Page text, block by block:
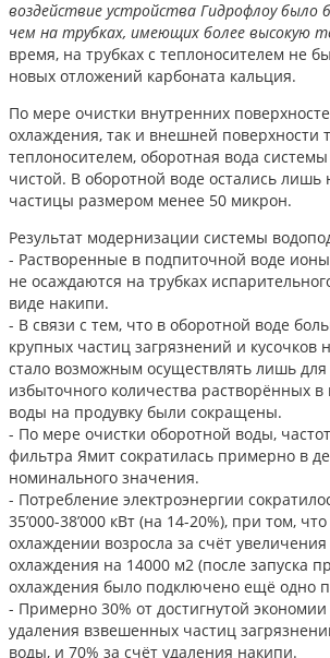
воздействие устройства Гидрофлоу было
чем на трубках, имеющих более высокую
время, на трубках с теплоносителем не
новых отложений карбоната кальция.
По мере очистки внутренних
охлаждения, так и внешней поверхности
теплоносителем, оборотная вода
чистой. В оборотной воде остались
частицы размером менее 50 микрон.
Результат модернизации системы
- Растворенные в подпиточной воде
не осаждаются на трубках
виде накипи.
- В связи с тем, что в оборотной воде
крупных частиц загрязнений и кусочков
стало возможным осуществлять лишь для
избыточного количества растворённых
воды на продувку были сокращены.
- По мере очистки оборотной воды,
фильтра Ямит сократилась примерно в
номинального значения.
- Потребление электроэнергии
35’000-38’000 кВт (на 14-20%), при том,
охлаждении возросла за счёт
охлаждения на 14000 м2 (после запуска
охлаждения было подключено ещё одно
- Примерно 30% от достигнутой экономии
удаления взвешенных частиц
воды, и 70% за счёт удаления накипи.